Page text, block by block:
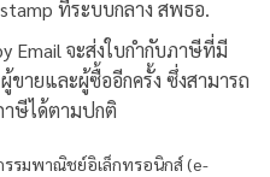
ที่ระบบกลาง สพธอ.
Email จะส่งใบกำกับภาษีที่มี
ายและผู้ซื้ออีกครั้ง ซึ่งสามารถ
ษีได้ตามปกติ
รรมพาณิชย์อิเล็กทรอนิกส์ (e-